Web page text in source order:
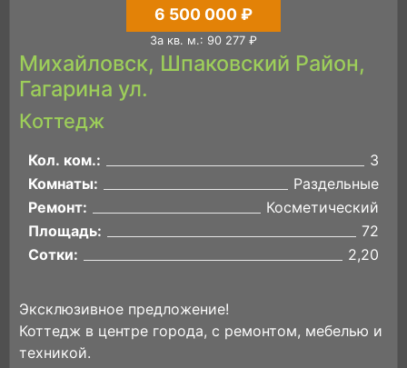
6 500 000 ₽
За кв. м.: 90 277 ₽
Михайловск, Шпаковский Район,
Гагарина ул.
Коттедж
Кол. ком.:
3
Комнаты:
Раздельные
Ремонт:
Косметический
Площадь:
72
Сотки:
2,20
Эксклюзивное предложение!
Коттедж в центре города, с ремонтом, мебелью и
техникой.